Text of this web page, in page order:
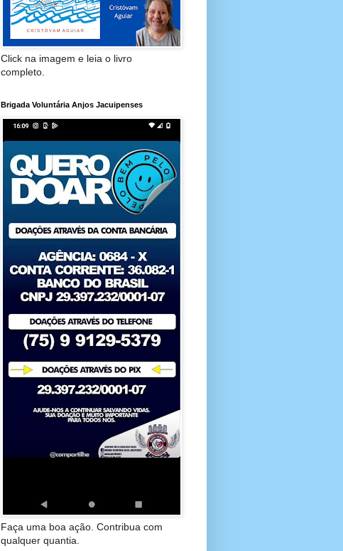
Click na imagem e leia o livro
completo.
Brigada Voluntária Anjos Jacuipenses
Faça uma boa ação. Contribua com
qualquer quantia.